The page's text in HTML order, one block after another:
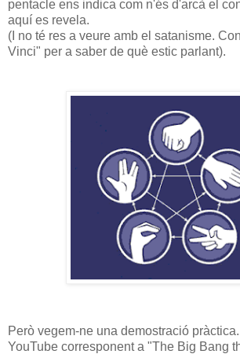
pentacle ens indica com n'és d'arcà el
aquí es revela.
(I no té res a veure amb el satanisme.
Vinci" per a saber de què estic parlant).
Però vegem-ne una demostració
YouTube corresponent a "The Big Bang